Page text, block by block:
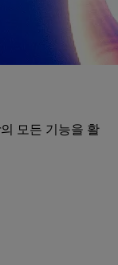
모든 기능을 활